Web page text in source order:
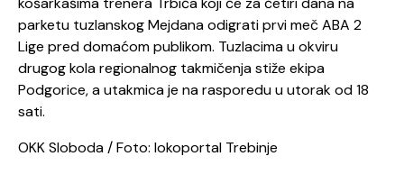
parketu tuzlanskog Mejdana odigrati prvi meč ABA 2
Lige pred domaćom publikom. Tuzlacima u okviru
drugog kola regionalnog takmičenja stiže ekipa
Podgorice, a utakmica je na rasporedu u utorak od 18
sati.
OKK Sloboda / Foto: lokoportal Trebinje